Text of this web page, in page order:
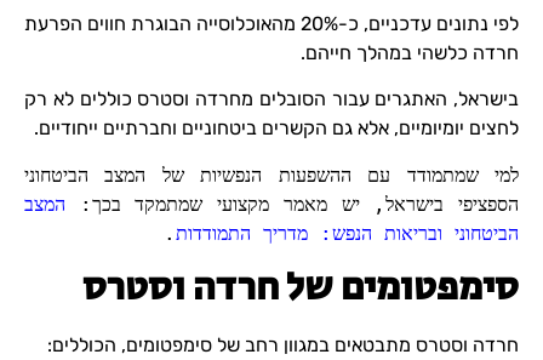
לפי נתונים עדכניים, כ-20% מהאוכלוסייה הבוגרת חווים הפרעת
חרדה כלשהי במהלך חייהם.
בישראל, האתגרים עבור הסובלים מחרדה וסטרס כוללים לא רק
לחצים יומיומיים, אלא גם הקשרים ביטחוניים וחברתיים ייחודיים.
למי שמתמודד עם ההשפעות הנפשיות של המצב הביטחוני
הספציפי בישראל, יש מאמר מקצועי שמתמקד בכך: המצב
הביטחוני ובריאות הנפש: מדריך התמודדות .
סימפטומים של חרדה וסטרס
חרדה וסטרס מתבטאים במגוון רחב של סימפטומים, הכוללים: